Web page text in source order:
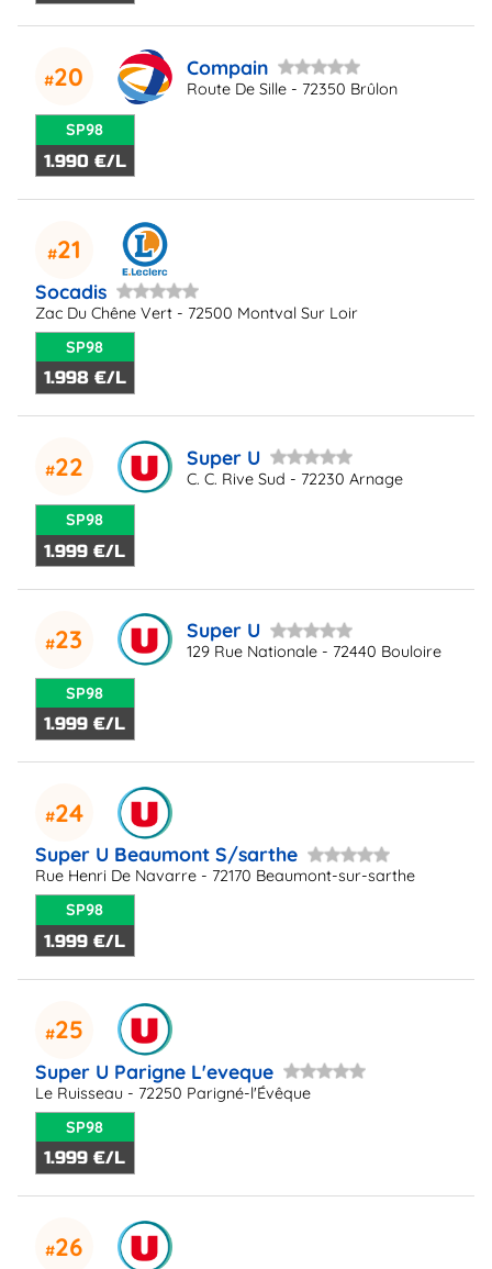
20 Compain
Route De Sille - 72350 Brûlon
SP98
1.990 €/L
21
Socadis
Zac Du Chêne Vert - 72500 Montval Sur Loir
SP98
1.998 €/L
22 Super U
C. C. Rive Sud - 72230 Arnage
SP98
1.999 €/L
23 Super U
129 Rue Nationale - 72440 Bouloire
SP98
1.999 €/L
24
Super U Beaumont S/sarthe
Rue Henri De Navarre - 72170 Beaumont-sur-sarthe
SP98
1.999 €/L
25
Super U Parigne L'eveque
Le Ruisseau - 72250 Parigné-l'Évêque
SP98
1.999 €/L
26